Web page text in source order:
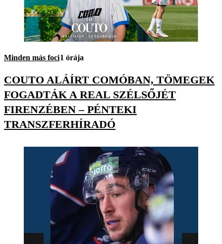
Minden más foci1 órája
COUTO ALÁÍRT COMÓBAN, TÖMEGEK
FOGADTÁK A REAL SZÉLSŐJÉT
FIRENZÉBEN – PÉNTEKI
TRANSZFERHÍRADÓ